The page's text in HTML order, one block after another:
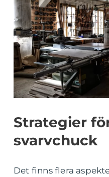
Strategier
svarvchuck
Det finns flera